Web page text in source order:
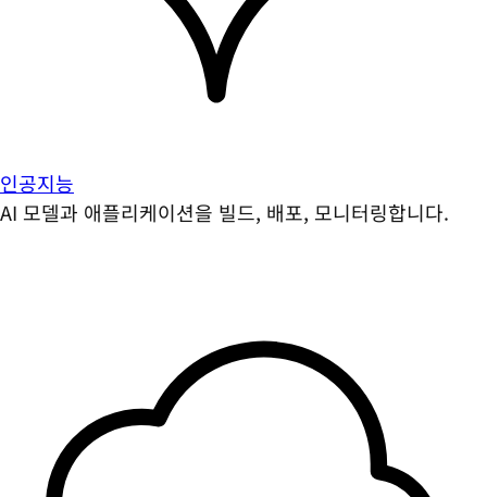
인공지능
AI 모델과 애플리케이션을 빌드, 배포, 모니터링합니다.